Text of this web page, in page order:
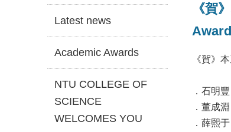
Latest news
Academic Awards
NTU COLLEGE OF
SCIENCE
WELCOMES YOU
《賀
《賀》
．石明
．董成
．薛熙